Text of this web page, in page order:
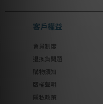
客戶權益
會員制度
退換貨問題
購物須知
版權聲明
隱私政策